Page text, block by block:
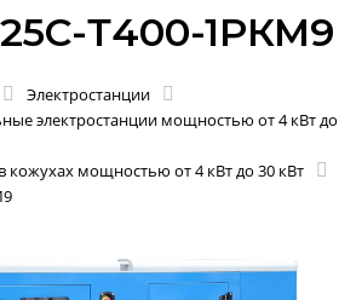
Т400-1РКМ9
Электростанции
электростанции мощностью от 4 кВт до
кожухах мощностью от 4 кВт до 30 кВт